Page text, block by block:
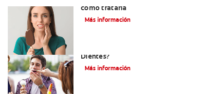
cómo tratarla
Más información
Dientes?
Más información